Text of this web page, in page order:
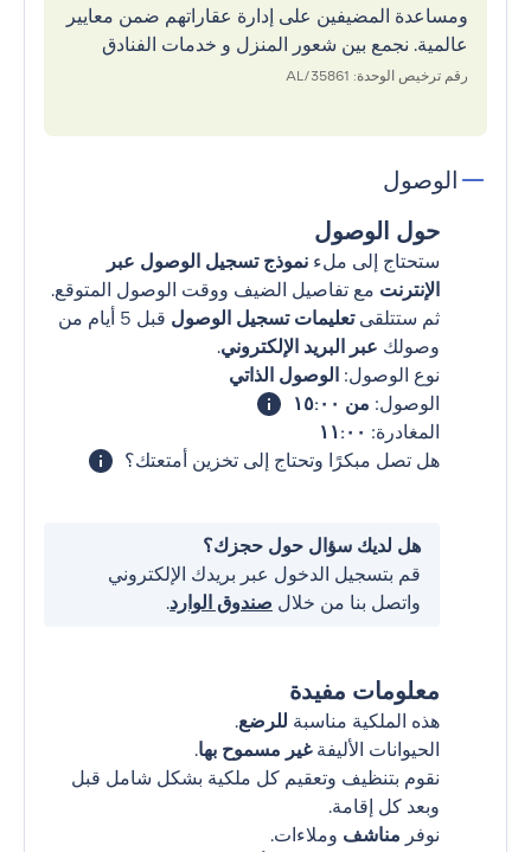
ومساعدة المضيفين على إدارة عقاراتهم ضمن معايير
عالمية. نجمع بين شعور المنزل و خدمات الفنادق
رقم ترخيص الوحدة: 35861/AL
الوصول
حول الوصول
ستحتاج إلى ملء نموذج تسجيل الوصول عبر
الإنترنت مع تفاصيل الضيف ووقت الوصول المتوقع.
ثم ستتلقىتعليمات تسجيل الوصول
قبل 5 أيام من
وصولك عبر البريد الإلكتروني.
نوع الوصول: الوصول الذاتي
الوصول: من ١٥:٠٠
المغادرة: ١١:٠٠
هل تصل مبكرًا وتحتاج إلى تخزين أمتعتك؟
هل لديك سؤال حول حجزك؟
قم بتسجيل الدخول عبر بريدك الإلكتروني
واتصل بنا من خلال صندوق الوارد.
معلومات مفيدة
هذه الملكية مناسبة للرضع.
الحيوانات الأليفةغير مسموح بها.
نقوم بتنظيف وتعقيم كل ملكية بشكل شامل قبل
وبعد كل إقامة.
نوفر مناشف وملاءات.